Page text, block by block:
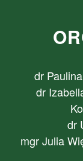
dr
dr
dr
mgr Julia